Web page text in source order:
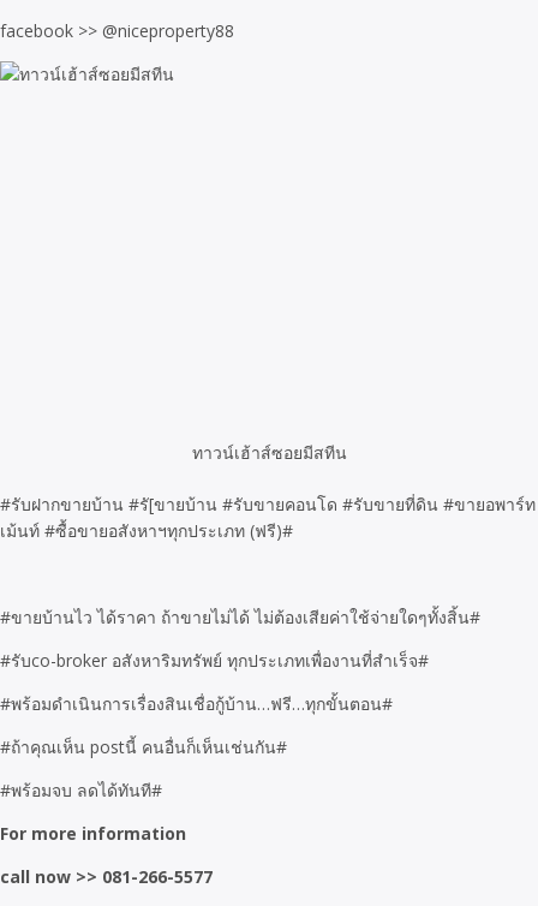
facebook >> @niceproperty88
ทาวน์เฮ้าส์ซอยมีสทีน
#รับฝากขายบ้าน #รั[ขายบ้าน #รับขายคอนโด #รับขายที่ดิน #ขายอพาร์ท
เม้นท์ #ซื้อขายอสังหาฯทุกประเภท (ฟรี)#
#ขายบ้านไว ได้ราคา ถ้าขายไม่ได้ ไม่ต้องเสียค่าใช้จ่ายใดๆทั้งสิ้น#
#รับco-broker อสังหาริมทรัพย์ ทุกประเภทเพื่องานที่สำเร็จ#
#พร้อมดำเนินการเรื่องสินเชื่อกู้บ้าน…ฟรี…ทุกขั้นตอน#
#ถ้าคุณเห็น postนี้ คนอื่นก็เห็นเช่นกัน#
#พร้อมจบ ลดได้ทันที#
For more information
call now >> 081-266-5577